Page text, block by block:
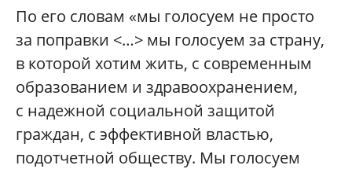
По его словам «мы голосуем не просто
за поправки <…> мы голосуем за страну,
в которой хотим жить, с современным
образованием и здравоохранением,
с надежной социальной защитой
граждан, с эффективной властью,
подотчетной обществу. Мы голосуем